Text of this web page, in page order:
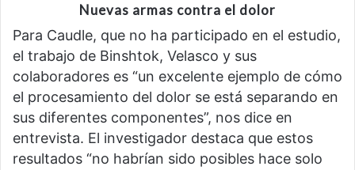
Nuevas armas contra el dolor
Para Caudle, que no ha participado en el estudio,
el trabajo de Binshtok, Velasco y sus
colaboradores es “un excelente ejemplo de cómo
el procesamiento del dolor se está separando en
sus diferentes componentes”, nos dice en
entrevista. El investigador destaca que estos
resultados “no habrían sido posibles hace solo